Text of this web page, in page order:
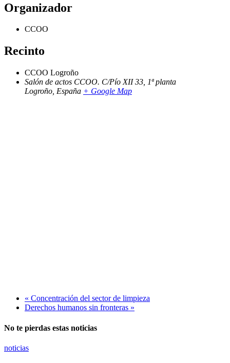
Organizador
CCOO
Recinto
CCOO Logroño
Salón de actos CCOO. C/Pío XII 33, 1ª planta
Logroño España + Google Map
« Concentración del sector de limpieza
Derechos humanos sin fronteras »
No te pierdas estas noticias
noticias